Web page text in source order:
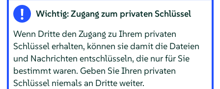
Wichtig: Zugang zum privaten Schlüssel
Wenn Dritte den Zugang zu Ihrem privaten
Schlüssel erhalten, können sie damit die Dateien
und Nachrichten entschlüsseln, die nur für Sie
bestimmt waren. Geben Sie Ihren privaten
Schlüssel niemals an Dritte weiter.